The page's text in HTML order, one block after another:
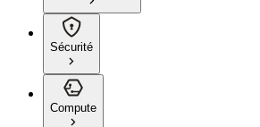
Sécurité
Compute